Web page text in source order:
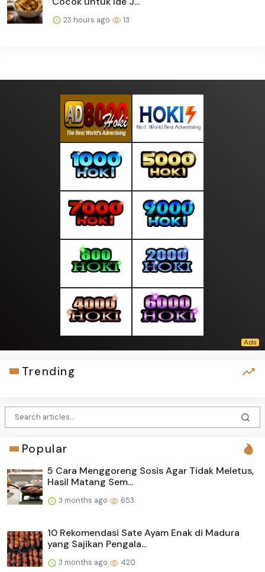
23 hours ago 13
Trending
Popular
5 Cara Menggoreng Sosis Agar Tidak Meletus,
Hasil Matang Sem...
3 months ago 653
10 Rekomendasi Sate Ayam Enak di Madura
yang Sajikan Pengala...
3 months ago 420